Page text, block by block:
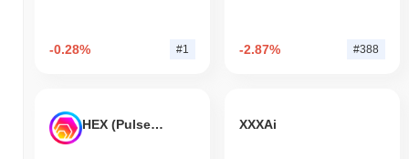
-0.28% #1 -2.87% #388
HEX (Pulsechain) XXXAi